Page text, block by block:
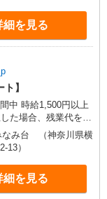
細を見る
】
なみ台 （神奈川県横
13）
細を見る